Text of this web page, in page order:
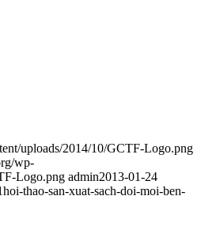
uploads/2014/10/GCTF-Logo.png
wp-
Logo.png admin2013-01-24
hoi-thao-san-xuat-sach-doi-moi-ben-